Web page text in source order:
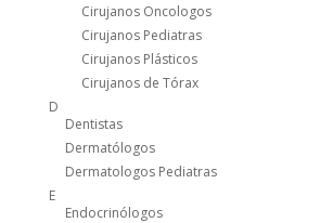
Cirujanos Oncologos
Cirujanos Pediatras
Cirujanos Plásticos
Cirujanos de Tórax
D
Dentistas
Dermatólogos
Dermatologos Pediatras
E
Endocrinólogos